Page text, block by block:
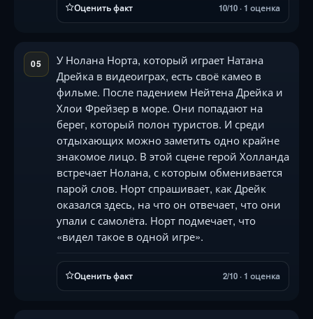
Оценить факт 10/10 · 1 оценка
05
У Нолана Норта, который играет Натана
Дрейка в видеоиграх, есть своё камео в
фильме. После падением Нейтена Дрейка и
Хлои Фрейзер в море. Они попадают на
берег, который полон туристов. И среди
отдыхающих можно заметить одно крайне
знакомое лицо. В этой сцене герой Холланда
встречает Нолана, с которым обменивается
парой слов. Норт спрашивает, как Дрейк
оказался здесь, на что он отвечает, что они
упали с самолёта. Норт подмечает, что
«видел такое в одной игре».
Оценить факт 2/10 · 1 оценка